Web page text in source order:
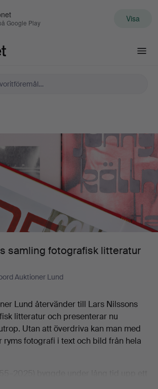
Google Play Visa
samling fotografisk litteratur
Auktioner Lund
Lund återvänder till Lars Nilssons
litteratur och presenterar nu
Utan att överdriva kan man med
ryms fotografi i text och bild från hela
i ämnet och för den som när ett